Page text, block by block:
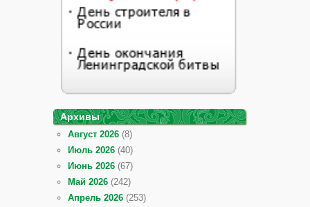
Архивы
Август 2026 (8)
Июль 2026 (40)
Июнь 2026 (67)
Май 2026 (242)
Апрель 2026 (253)